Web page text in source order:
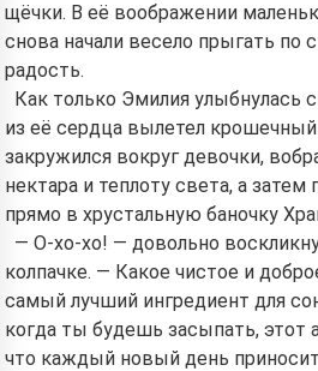
щёчки. В её воображении
снова начали весело прыгать по
радость.
Как только Эмилия улыбнулась
из её сердца вылетел крошечный
закружился вокруг девочки,
нектара и теплоту света, а
прямо в хрустальную баночку
— О-хо-хо! — довольно
колпачке. — Какое чистое и
самый лучший ингредиент для
когда ты будешь засыпать, этот
что каждый новый день